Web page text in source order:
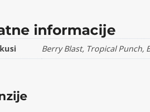
informacije
Berry Blast, Tropical Punch,